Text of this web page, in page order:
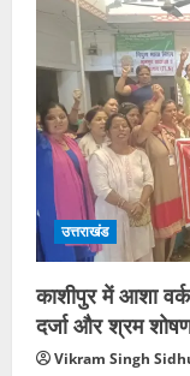
उत्तराखंड
काशीपुर में आशा
दर्जा और श्रम
Vikram Singh